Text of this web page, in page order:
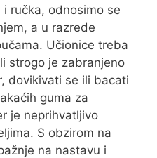
ručka, odnosimo se
a u razrede
Učionice treba
strogo je zabranjeno
dovikivati se ili bacati
guma za
je neprihvatljivo
S obzirom na
na nastavu i